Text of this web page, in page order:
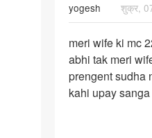
yogesh
शुक्र,
meri
wife
ki
mc
meri wife ki mc
abhi tak meri
prengent sudha
kahi upay sanga